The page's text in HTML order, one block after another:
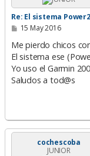
Re: El sistema
M
n
a
j
e
15 May 2016
Me pierdo chicos
El sistema ese
Yo uso el Garmin
Saludos a tod@s
cochescoba
JUNIOR